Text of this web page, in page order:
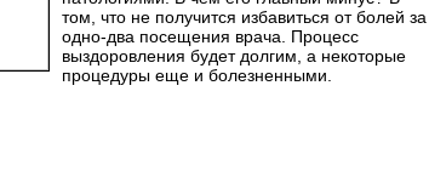
том, что не получится избавиться от болей за
одно-два посещения врача. Процесс
выздоровления будет долгим, а некоторые
процедуры еще и болезненными.